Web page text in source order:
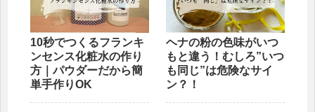
10秒でつくるフランキ
ンセンス化粧水の作り
方｜パウダーだから簡
単手作りOK
ヘナの粉の色味がいつ
もと違う！むしろ”いつ
も同じ”は危険なサイ
ン？！